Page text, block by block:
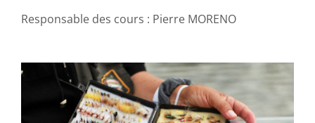
Responsable des cours : Pierre MORENO